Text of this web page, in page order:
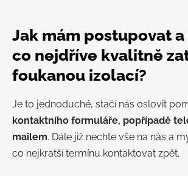
Jak mám postupovat
co nejdříve kvalitně
foukanou izolací?
Je to jednoduché, stačí nás oslovit
kontaktního formuláře, popřípadě
mailem. Dále již nechte vše na nás a
co nejkratší termínu kontaktovat zpět.